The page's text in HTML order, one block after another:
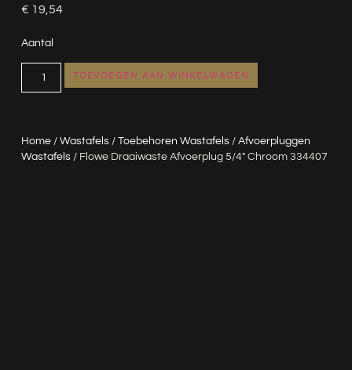
Home/ Wastafels/ Toebehoren Wastafels/ Afvoerpluggen
Wastafels/ Flowe Draaiwaste Afvoerplug 5/4″ Chroom 334407
€ 19,54
Aantal
TOEVOEGEN AAN WINKELWAGEN